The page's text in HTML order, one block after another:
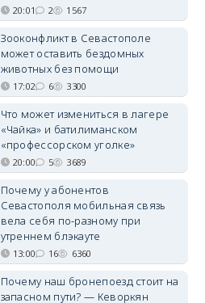
20:01 2 1567
Зооконфликт в Севастополе
может оставить бездомных
животных без помощи
17:02 6 3300
Что может измениться в лагере
«Чайка» и батилиманском
«профессорском уголке»
20:00 5 3689
Почему у абонентов
Севастополя мобильная связь
вела себя по-разному при
утреннем блэкауте
13:00 16 6360
Почему наш бронепоезд стоит на
запасном пути? — Кеворкян